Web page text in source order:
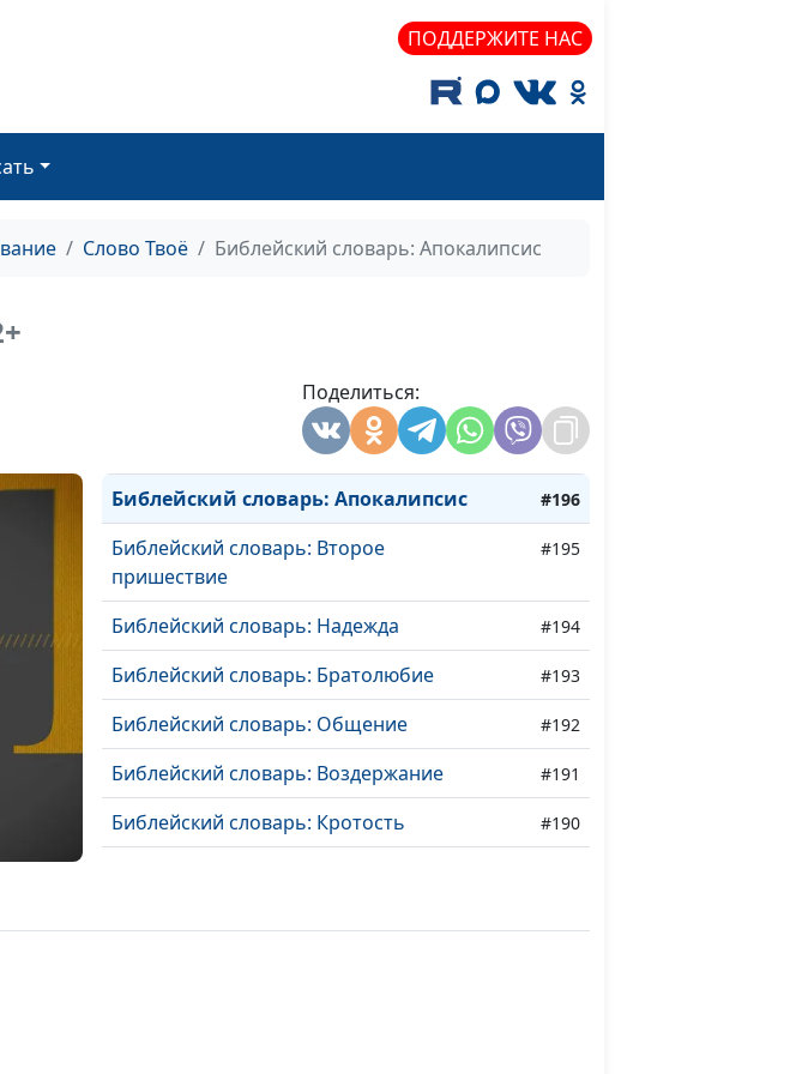
ПОДДЕРЖИТЕ НАС
Слово Твоё Библейский словарь: Апокалипсис
Поделиться:
Библейский словарь: Венец #198
Библейский словарь: Армагеддон #197
Библейский словарь: Апокалипсис #196
Библейский словарь: Второе
пришествие
#195
Библейский словарь: Надежда #194
Библейский словарь: Братолюбие #193
Библейский словарь: Общение #192
Библейский словарь: Воздержание #191
Библейский словарь: Кротость #190